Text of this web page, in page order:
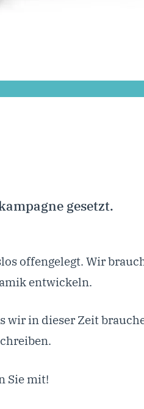
gesetzt.
offengelegt. Wir
entwickeln.
wir in dieser Zeit
Sie mit!